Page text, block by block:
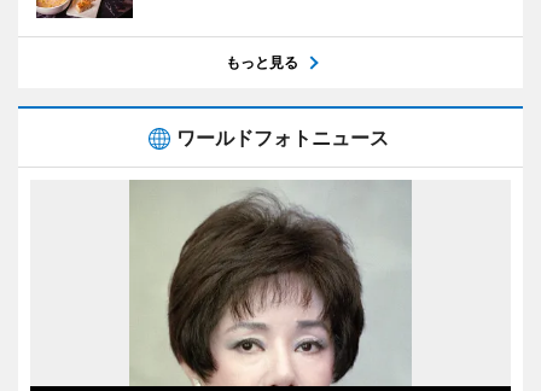
もっと見る
ワールドフォトニュース